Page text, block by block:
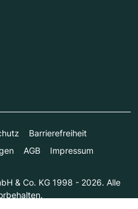
Barrierefreiheit
AGB Impressum
& Co. KG 1998 - 2026. Alle